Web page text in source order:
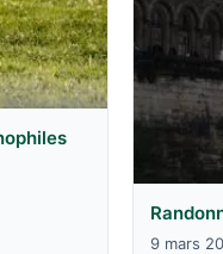
9 mars